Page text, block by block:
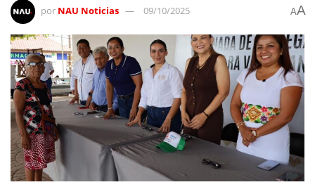
por NAU Noticias 09/10/2025 AA